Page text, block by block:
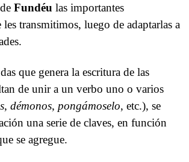
Fundéu las importantes
les transmitimos, luego de adaptarlas a
que genera la escritura de las
de unir a un verbo uno o varios
, démonos, pongámoselo, etc.), se
una serie de claves, en función
se agregue.